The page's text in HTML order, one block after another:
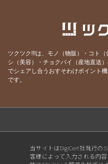
自家製味噌を仕
2022/12/05 12月の運勢
2022/12/01 メタトロン体験
2022/10/21【再送】自分の
ツクツク!!!は、モノ（物販）・コト
シ（美容）・チョクバイ（産地直送
でシェアし合うおすそわけポイント
です。
当サイトはDigiCert社発行の
客様によって入力される内